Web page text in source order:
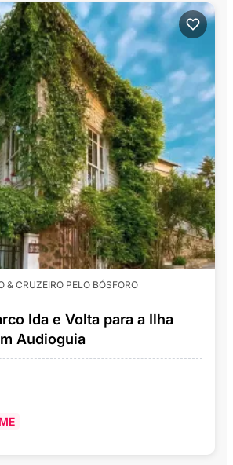
& CRUZEIRO PELO BÓSFORO
Ida e Volta para a Ilha
Audioguia